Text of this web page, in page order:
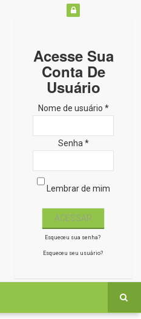
Acesse Sua
Conta De
Usuário
Nome de usuário *
Senha *
Lembrar de mim
Esqueceu sua senha?
Esqueceu seu usuário?